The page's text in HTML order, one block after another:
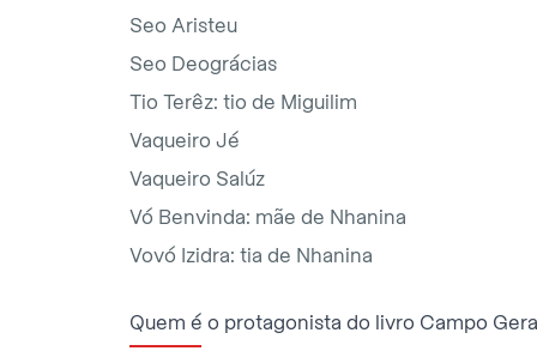
Seo Aristeu
Seo Deográcias
Tio Terêz: tio de Miguilim
Vaqueiro Jé
Vaqueiro Salúz
Vó Benvinda: mãe de Nhanina
Vovó Izidra: tia de Nhanina
Quem é o protagonista do livro Campo